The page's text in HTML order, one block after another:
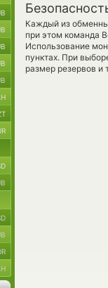
Каждый из
при этом команда
Использование
пунктах. При
размер резервов и